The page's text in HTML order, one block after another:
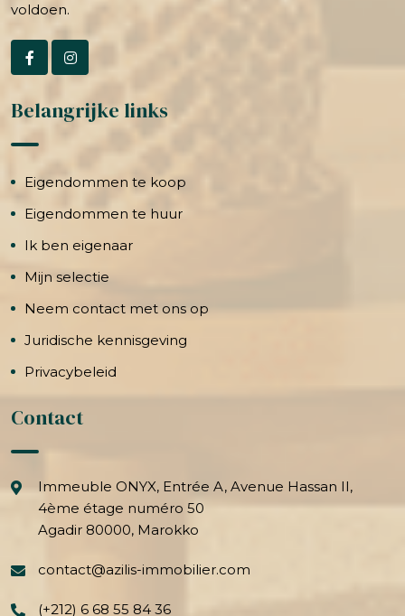
voldoen.
Belangrijke links
Eigendommen te koop
Eigendommen te huur
Ik ben eigenaar
Mijn selectie
Neem contact met ons op
Juridische kennisgeving
Privacybeleid
Contact
Immeuble ONYX, Entrée A, Avenue Hassan II,
4ème étage numéro 50
Agadir 80000, Marokko
contact@azilis-immobilier.com
(+212) 6 68 55 84 36